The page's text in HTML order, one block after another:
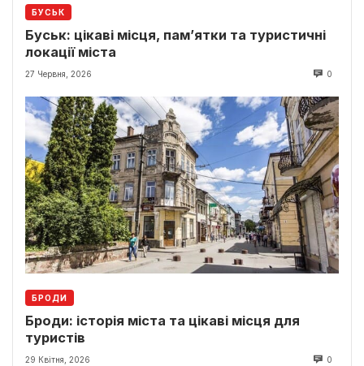
БУСЬК
Буськ: цікаві місця, пам’ятки та туристичні
локації міста
27 Червня, 2026 0
БРОДИ
Броди: історія міста та цікаві місця для
туристів
29 Квітня, 2026 0